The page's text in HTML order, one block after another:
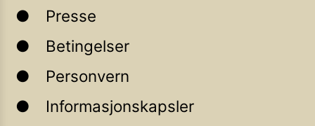
Presse
Betingelser
Personvern
Informasjonskapsler